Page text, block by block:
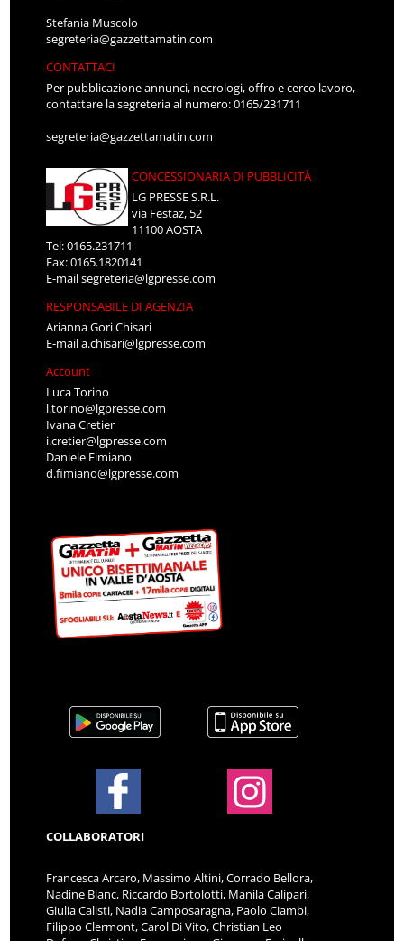
Stefania Muscolo
segreteria@gazzettamatin.com
CONTATTACI
Per pubblicazione annunci, necrologi, offro e cerco lavoro,
contattare la segreteria al numero: 0165/231711
segreteria@gazzettamatin.com
CONCESSIONARIA DI PUBBLICITÀ
LG PRESSE S.R.L.
via Festaz, 52
11100 AOSTA
Tel: 0165.231711
Fax: 0165.1820141
E-mailsegreteria@lgpresse.com
RESPONSABILE DI AGENZIA
Arianna Gori Chisari
E-maila.chisari@lgpresse.com
Account
Luca Torino
l.torino@lgpresse.com
Ivana Cretier
i.cretier@lgpresse.com
Daniele Fimiano
d.fimiano@lgpresse.com
COLLABORATORI
Francesca Arcaro, Massimo Altini, Corrado Bellora,
Nadine Blanc, Riccardo Bortolotti, Manila Calipari,
Giulia Calisti, Nadia Camposaragna, Paolo Ciambi,
Filippo Clermont, Carol Di Vito, Christian Leo